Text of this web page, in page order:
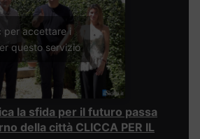
per accettare i
questo servizio
la sfida per il futuro passa
della città CLICCA PER IL